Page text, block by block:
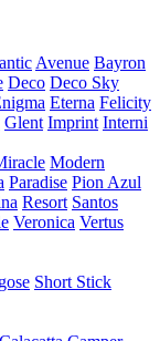
Avenue Bayron
Deco Deco Sky
Eterna Felicity
Glent Imprint Interni
Modern
Paradise Pion Azul
Resort Santos
Veronica Vertus
Short Stick